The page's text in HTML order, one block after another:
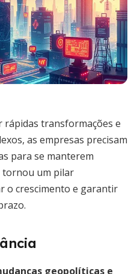
rápidas transformações e
as empresas precisam
para se manterem
tornou um pilar
o crescimento e garantir
geopolíticas e